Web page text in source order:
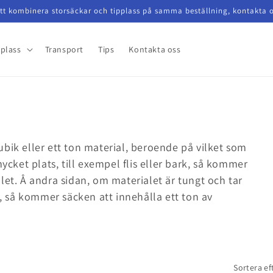
kombinera storsäckar och tipplass på samma beställning, kontakta
Transport Tips Kontakta oss
eller ett ton material, beroende på vilket som
plats, till exempel flis eller bark, så kommer
Å andra sidan, om materialet är tungt och tar
kommer säcken att innehålla ett ton av
Sortera